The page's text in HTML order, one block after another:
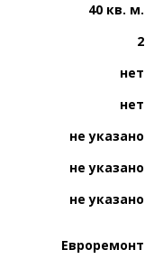
40 кв. м.
2
нет
нет
не указано
не указано
не указано
Евроремонт